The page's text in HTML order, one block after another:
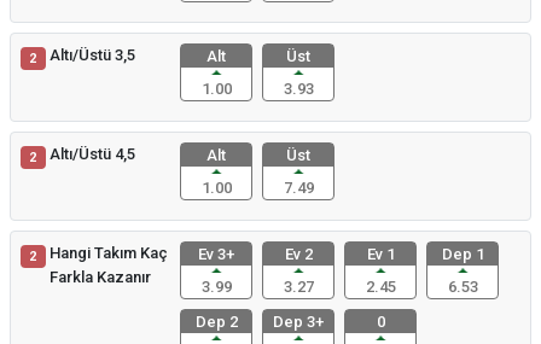
2 Altı/Üstü 3,5
Alt
1.00
Üst
3.93
2 Altı/Üstü 4,5
Alt
1.00
Üst
7.49
2
Hangi Takım Kaç
Farkla Kazanır
Ev 3+
3.99
Ev 2
3.27
Ev 1
2.45
Dep 1
6.53
Dep 2
Dep 3+
0